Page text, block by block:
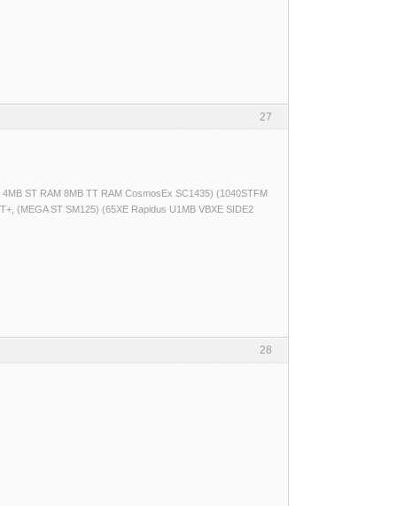
27
ST RAM 8MB TT RAM CosmosEx SC1435) (1040STFM
(MEGA ST SM125) (65XE Rapidus U1MB VBXE SIDE2
28